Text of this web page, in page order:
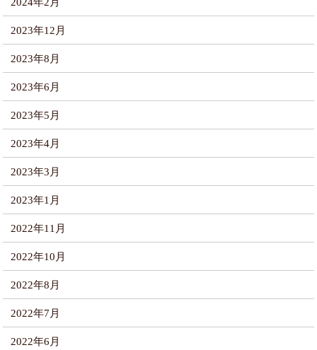
2023年12月
2023年8月
2023年6月
2023年5月
2023年4月
2023年3月
2023年1月
2022年11月
2022年10月
2022年8月
2022年7月
2022年6月